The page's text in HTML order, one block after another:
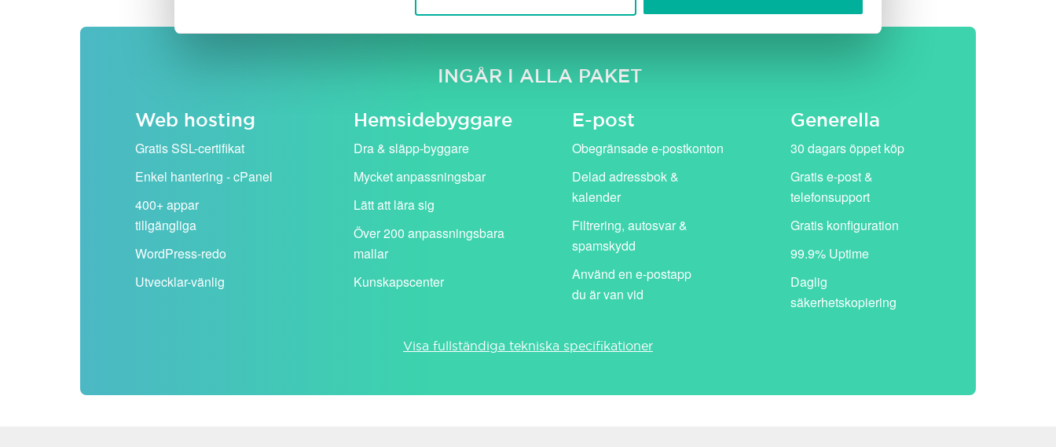
INGÅR I ALLA PAKET
Web hosting
Gratis SSL-certifikat
Enkel hantering - cPanel
400+ appar
tillgängliga
WordPress-redo
Utvecklar-vänlig
Hemside­byggare
Dra & släpp-byggare
Mycket anpassningsbar
Lätt att lära sig
Över 200 anpassningsbara
mallar
Kunskapscenter
E-post
Obegränsade e-postkonton
Delad adressbok &
kalender
Filtrering, autosvar &
spamskydd
Använd en e-postapp
du är van vid
Generella
30 dagars öppet köp
Gratis e-post &
telefonsupport
Gratis konfiguration
99.9% Uptime
Daglig
säkerhetskopiering
Visa fullständiga tekniska specifikationer